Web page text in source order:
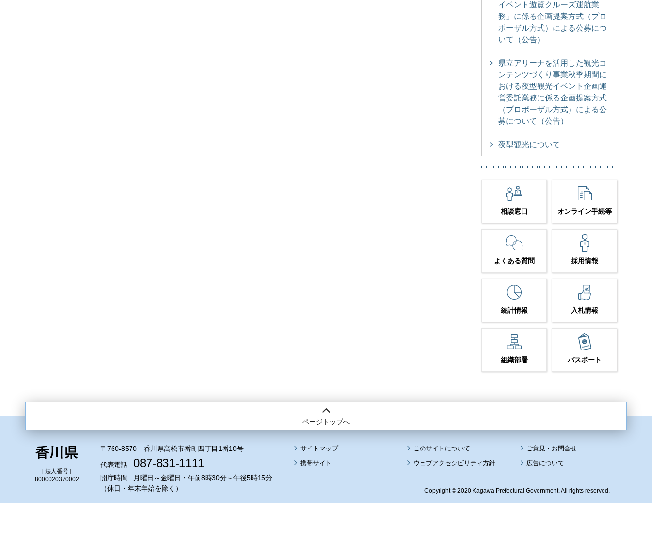
イベント遊覧クルーズ運航業
務」に係る企画提案方式（プロ
ポーザル方式）による公募につ
いて（公告）
県立アリーナを活用した観光コ
ンテンツづくり事業秋季期間に
おける夜型観光イベント企画運
営委託業務に係る企画提案方式
（プロポーザル方式）による公
募について（公告）
夜型観光について
相談窓口 オンライン手続等
よくある質問 採用情報
統計情報 入札情報
組織部署 パスポート
ページトップへ
[ 法人番号 ]
8000020370002
〒760-8570 香川県高松市番町四丁目1番10号
代表電話 : 087-831-1111
開庁時間 : 月曜日～金曜日・午前8時30分～午後5時15分
（休日・年末年始を除く）
サイトマップ
このサイトについて
携帯サイト
ウェブアクセシビリティ方針 広告について
Copyright © 2020 Kagawa Prefectural Government. All rights reserved.